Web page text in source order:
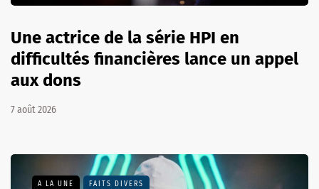
Une actrice de la série HPI en
difficultés financières lance un appel
aux dons
7 août 2026
A LA UNE FAITS DIVERS